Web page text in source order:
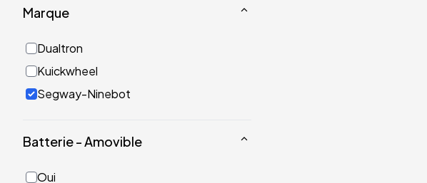
Marque
Dualtron
Kuickwheel
Segway-Ninebot
Batterie - Amovible
Oui